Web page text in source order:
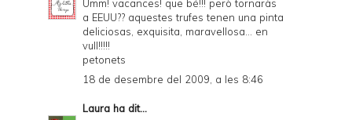
Umm! vacances! que bé!!! però tornaràs
a EEUU?? aquestes trufes tenen una pinta
deliciosas, exquisita, maravellosa... en
vull!!!!!
petonets
18 de desembre del 2009, a les 8:46
Laura ha dit...